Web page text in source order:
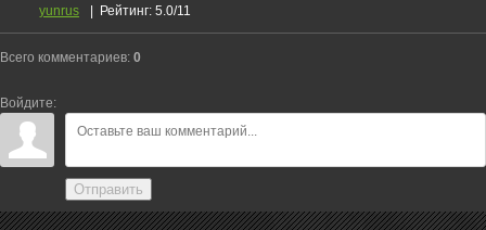
yunrus
| Рейтинг: 5.0/11
Всего комментариев: 0
Войдите:
Отправить